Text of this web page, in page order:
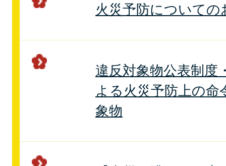
火災予防についての
違反対象物公表制度
よる火災予防上の
象物